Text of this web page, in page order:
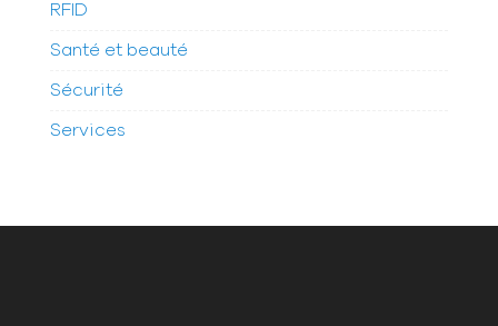
RFID
Santé et beauté
Sécurité
Services